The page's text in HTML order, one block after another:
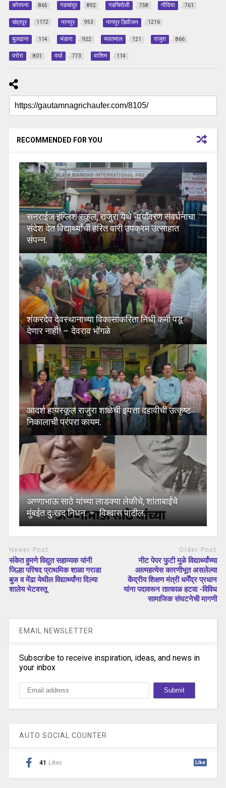
कोरपना 865 गडचांदुर 892 गडचिरोली 758 गोंदिया 761
चंद्रपूर 1172 नागपुर 953 नागपुर डिवीजन 1216
बुलढाना 114 भंडारा 922 यवतमाल 121 राजुरा 866
वरोरा 801 वर्धा 773 वाशिम 114
RECOMMENDED FOR YOU
सनराईज इंग्लिश स्कूल, राजुरा येथे -पर्यावरण संवर्धनाचा
संदेश देत विद्यार्थ्यांची हरित वारी उपक्रम उत्साहात
संपन्न.
शंकरदेव देवस्थानाच्या विकासाकरिता निधी कमी पडू
देणार नाही! – देवराव भोंगळे
आदर्श हायस्कूल राजुरा शाळेची इयत्ता दहावीची उत्कृष्ट
निकालाची परंपरा कायम.
अण्णाभाऊ साठे यांच्या लाडक्या लेकीचे, शांताबाईंचे
मुंबईत दुःखद निधन. – विश्वास पाटील.
Newer Post
संकेत हुमणे विद्युत सहाय्यक यांनी
जिल्हा परिषद प्राथमिक शाळा गराडा
बुज व मेंढा येथील विद्यार्थ्यांना दिल्या
शालेय भेटवस्तू
Older Post
नीट पेपर फुटी मुळे विद्यार्थ्यांच्या
आत्महत्येस कारणीभूत असलेल्या
केंद्रीय शिक्षण मंत्री धर्मेंद्र प्रधान
यांना पदावरून तात्काळ हटवा -विविध
सामाजिक संघटनेची मागणी
EMAIL NEWSLETTER
Subscribe to receive inspiration, ideas, and news in
your inbox
AUTO SOCIAL COUNTER
41 Likes Like